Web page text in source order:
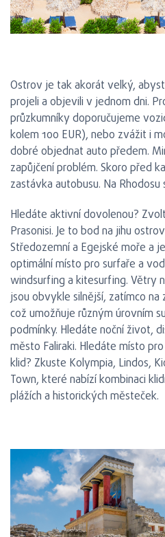
Ostrov je tak akorát velký,
projeli a objevili v jednom dni.
průzkumníky doporučujeme
kolem 100 EUR), nebo zvážit i
dobré objednat auto předem.
zapůjčení problém. Skoro před
zastávka autobusu. Na
Hledáte aktivní dovolenou?
Prasonisi. Je to bod na jihu
Středozemní a Egejské moře a
optimální místo pro surfaře a
windsurfing a kitesurfing. Větry
jsou obvykle silnější, zatímco na
což umožňuje různým úrovním
podmínky. Hledáte noční život,
město Faliraki. Hledáte místo
klid? Zkuste Kolympia, Lindos,
Town, které nabízí kombinaci
plážích a historických městeček.